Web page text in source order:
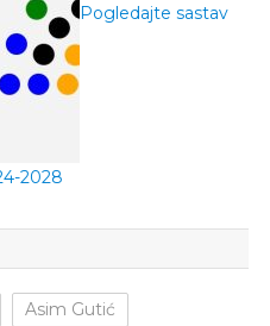
Pogledajte sastav
2028
Asim Gutić